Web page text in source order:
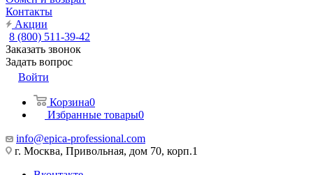
Контакты
Акции
8 (800) 511-39-42
Заказать звонок
Задать вопрос
Войти
Корзина0
Избранные товары0
info@epica-professional.com
г. Москва, Привольная, дом 70, корп.1